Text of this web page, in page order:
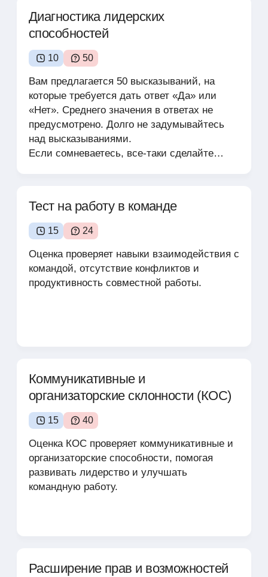
Диагностика лидерских
способностей
10 50
Вам предлагается 50 высказываний, на
которые требуется дать ответ «Да» или
«Нет». Среднего значения в ответах не
предусмотрено. Долго не задумывайтесь
над высказываниями.
Если сомневаетесь, все-таки сделайте
Тест на работу в команде
15 24
Оценка проверяет навыки взаимодействия с
командой, отсутствие конфликтов и
продуктивность совместной работы.
Коммуникативные и
организаторские склонности (КОС)
15 40
Оценка КОС проверяет коммуникативные и
организаторские способности, помогая
развивать лидерство и улучшать
командную работу.
Расширение прав и возможностей